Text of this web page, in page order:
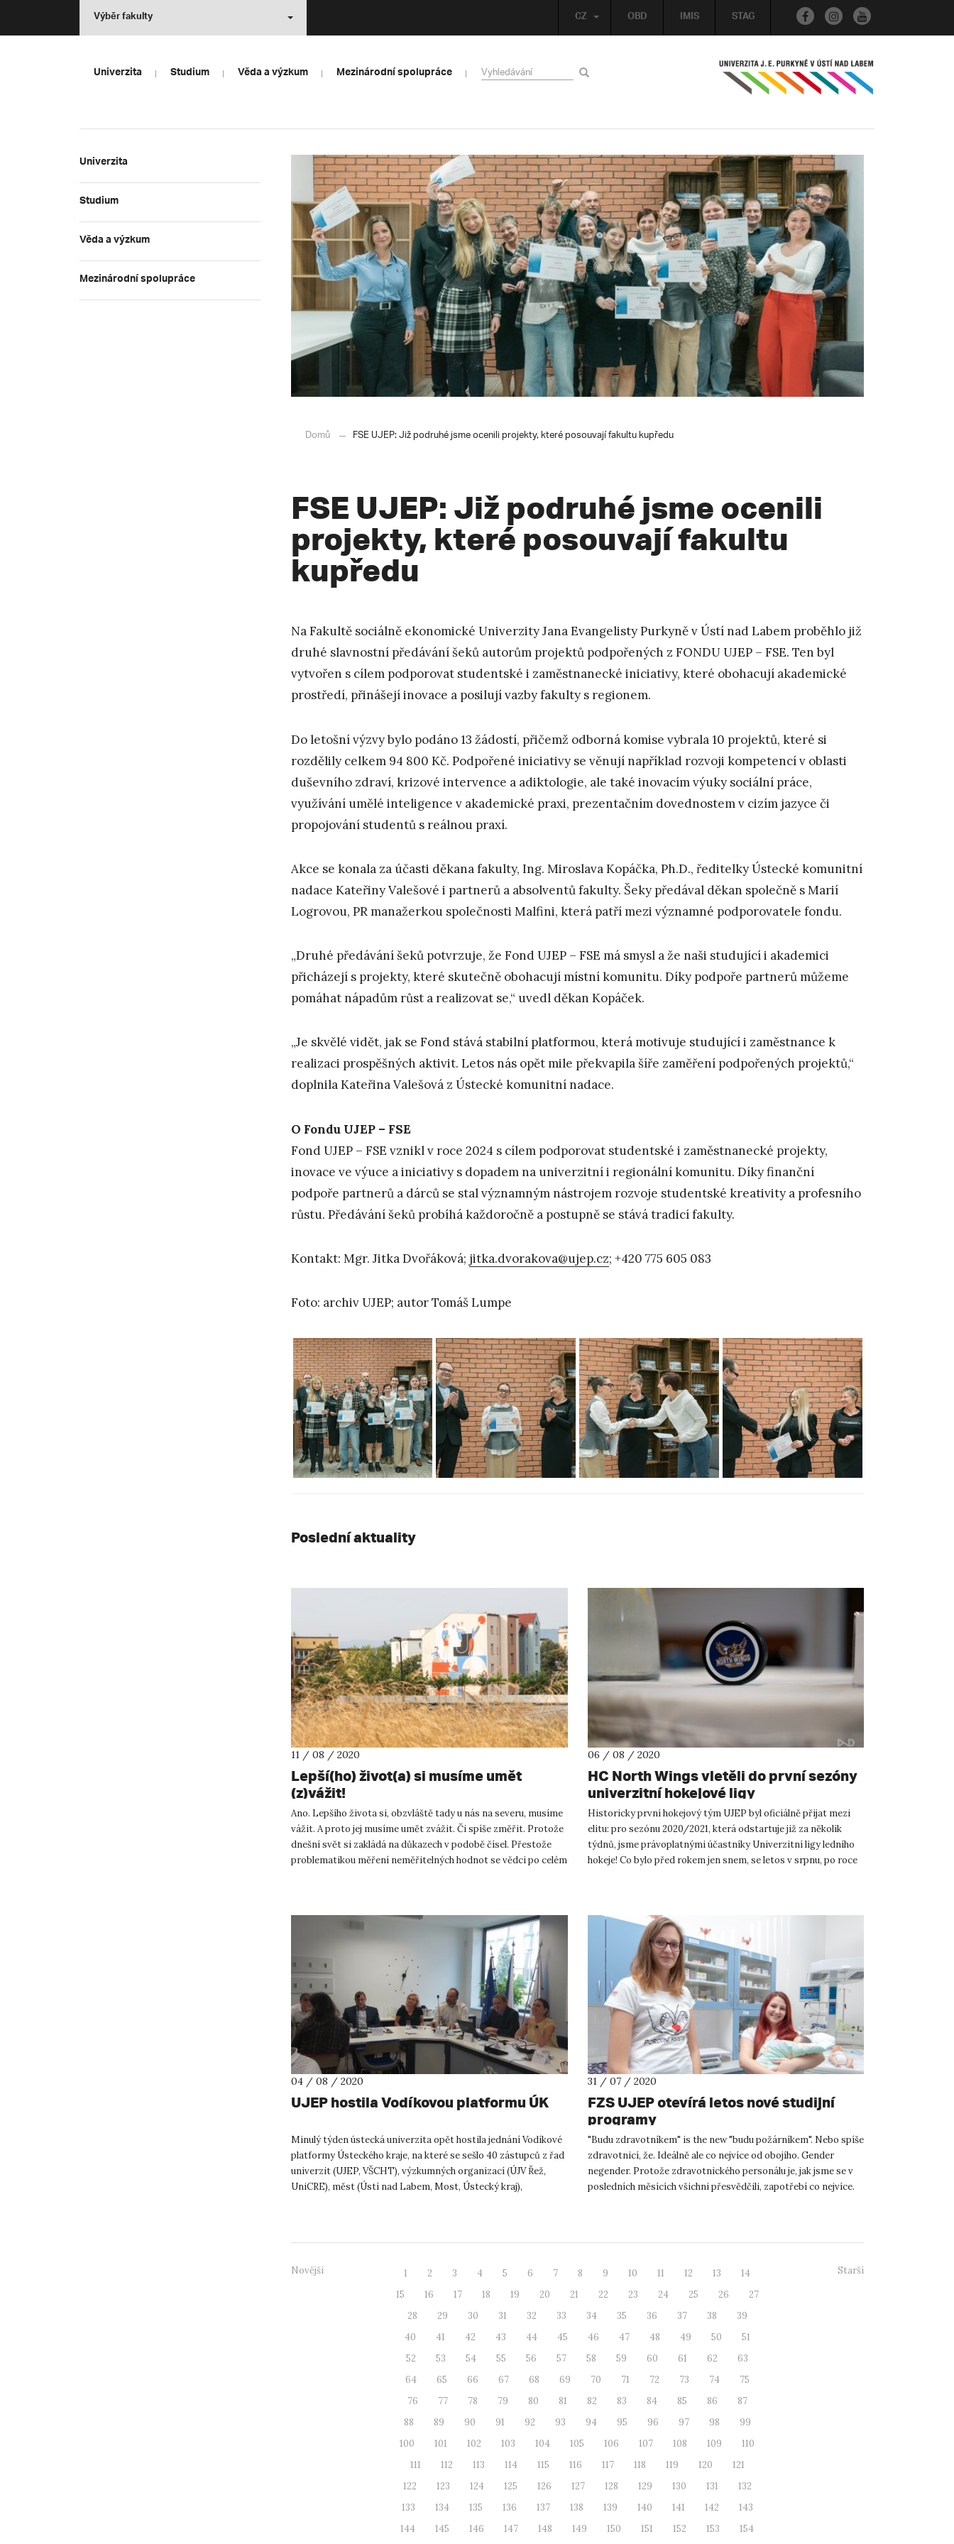
OBD IMIS STAG
CZ
Výběr fakulty
Univerzita Studium Věda a výzkum Mezinárodní spolupráce
Univerzita
Studium
Věda a výzkum
Mezinárodní spolupráce
Domů FSE UJEP: Již podruhé jsme ocenili projekty, které posouvají fakultu kupředu
FSE UJEP: Již podruhé jsme ocenili
projekty, které posouvají fakultu
kupředu
Na Fakultě sociálně ekonomické Univerzity Jana Evangelisty Purkyně v Ústí nad Labem proběhlo již
druhé slavnostní předávání šeků autorům projektů podpořených z FONDU UJEP – FSE. Ten byl
vytvořen s cílem podporovat studentské i zaměstnanecké iniciativy, které obohacují akademické
prostředí, přinášejí inovace a posilují vazby fakulty s regionem.
Do letošní výzvy bylo podáno 13 žádostí, přičemž odborná komise vybrala 10 projektů, které si
rozdělily celkem 94 800 Kč. Podpořené iniciativy se věnují například rozvoji kompetencí v oblasti
duševního zdraví, krizové intervence a adiktologie, ale také inovacím výuky sociální práce,
využívání umělé inteligence v akademické praxi, prezentačním dovednostem v cizím jazyce či
propojování studentů s reálnou praxí.
Akce se konala za účasti děkana fakulty, Ing. Miroslava Kopáčka, Ph.D., ředitelky Ústecké komunitní
nadace Kateřiny Valešové i partnerů a absolventů fakulty. Šeky předával děkan společně s Marií
Logrovou, PR manažerkou společnosti Malfini, která patří mezi významné podporovatele fondu.
„Druhé předávání šeků potvrzuje, že Fond UJEP – FSE má smysl a že naši studující i akademici
přicházejí s projekty, které skutečně obohacují místní komunitu. Díky podpoře partnerů můžeme
pomáhat nápadům růst a realizovat se,“ uvedl děkan Kopáček.
„Je skvělé vidět, jak se Fond stává stabilní platformou, která motivuje studující i zaměstnance k
realizaci prospěšných aktivit. Letos nás opět mile překvapila šíře zaměření podpořených projektů,“
doplnila Kateřina Valešová z Ústecké komunitní nadace.
O Fondu UJEP – FSE
Fond UJEP – FSE vznikl v roce 2024 s cílem podporovat studentské i zaměstnanecké projekty,
inovace ve výuce a iniciativy s dopadem na univerzitní i regionální komunitu. Díky finanční
podpoře partnerů a dárců se stal významným nástrojem rozvoje studentské kreativity a profesního
růstu. Předávání šeků probíhá každoročně a postupně se stává tradicí fakulty.
Kontakt: Mgr. Jitka Dvořáková; jitka.dvorakova@ujep.cz; +420 775 605 083
Foto: archiv UJEP; autor Tomáš Lumpe
Poslední aktuality
11 / 08 / 2020
Lepší(ho) život(a) si musíme umět
(z)vážit!
Ano. Lepšího života si, obzvláště tady u nás na severu, musíme
vážit. A proto jej musíme umět zvážit. Či spíše změřit. Protože
dnešní svět si zakládá na důkazech v podobě čísel. Přestože
problematikou měření neměřitelných hodnot se vědci po celém
06 / 08 / 2020
HC North Wings vletěli do první sezóny
univerzitní hokejové ligy
Historicky první hokejový tým UJEP byl oficiálně přijat mezi
elitu: pro sezónu 2020/2021, která odstartuje již za několik
týdnů, jsme právoplatnými účastníky Univerzitní ligy ledního
hokeje! Co bylo před rokem jen snem, se letos v srpnu, po roce
04 / 08 / 2020
UJEP hostila Vodíkovou platformu ÚK
Minulý týden ústecká univerzita opět hostila jednání Vodíkové
platformy Ústeckého kraje, na které se sešlo 40 zástupců z řad
univerzit (UJEP, VŠCHT), výzkumných organizací (ÚJV Řež,
UniCRE), měst (Ústí nad Labem, Most, Ústecký kraj),
31 / 07 / 2020
FZS UJEP otevírá letos nové studijní
programy
"Budu zdravotníkem" is the new "budu požárníkem". Nebo spíše
zdravotnicí, že. Ideálně ale co nejvíce od obojího. Gender
negender. Protože zdravotnického personálu je, jak jsme se v
posledních měsících všichni přesvědčili, zapotřebí co nejvíce.
Novější 1 2 3 4 5 6 7 8 9 10 11 12 13
14
15
16 17 18 19 20 21 22 23 24 25 26
27
28
29 30 31 32 33 34 35 36 37 38
39
40
41 42 43 44 45 46 47 48 49 50
51
52
53 54 55 56 57 58 59 60 61 62
63
64
65 66 67 68 69 70 71 72 73 74
75
76
77 78 79 80 81 82 83 84 85 86
87
88
89 90 91 92 93 94 95 96 97 98
99
100
101 102 103 104 105 106 107 108 109
110
111
112 113 114 115 116 117 118 119 120
121
122
123 124 125 126 127 128 129 130 131
132
133
134 135 136 137 138 139 140 141 142
143
144
145 146 147 148 149 150 151 152 153
154
Starší